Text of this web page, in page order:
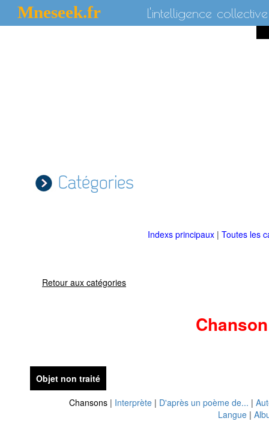
Mneseek.fr L'intelligence collective
Catégories
Indexs principaux | Toutes les
Retour aux catégories
Chanson
Objet non traité
Chansons | Interprète | D'après un poème de... |
Langue |